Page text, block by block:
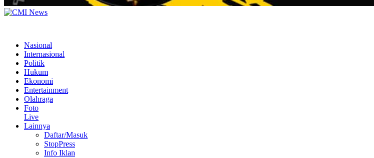
Nasional
Internasional
Politik
Hukum
Ekonomi
Entertainment
Olahraga
Foto
Live
Lainnya
Daftar/Masuk
StopPress
Info Iklan